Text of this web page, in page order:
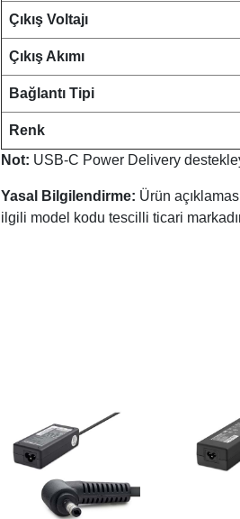
Çıkış Voltajı
Çıkış Akımı
Bağlantı Tipi
Renk
Not: USB-C Power Delivery
Yasal Bilgilendirme: Ürün
ilgili model kodu tescilli ticari